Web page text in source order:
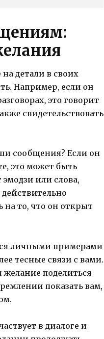
детали в своих
Например, если он
это говорит
свидетельствовать
сообщения? Если он
это может быть
или слова,
на то, что он открыт
личными примерами
тесные связи с вами.
желание поделиться
показать вам,
в диалоге и